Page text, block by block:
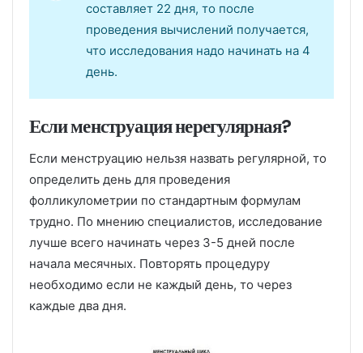
составляет 22 дня, то после
проведения вычислений получается,
что исследования надо начинать на 4
день.
Если менструация нерегулярная?
Если менструацию нельзя назвать регулярной, то
определить день для проведения
фолликулометрии по стандартным формулам
трудно. По мнению специалистов, исследование
лучше всего начинать через 3-5 дней после
начала месячных. Повторять процедуру
необходимо если не каждый день, то через
каждые два дня.